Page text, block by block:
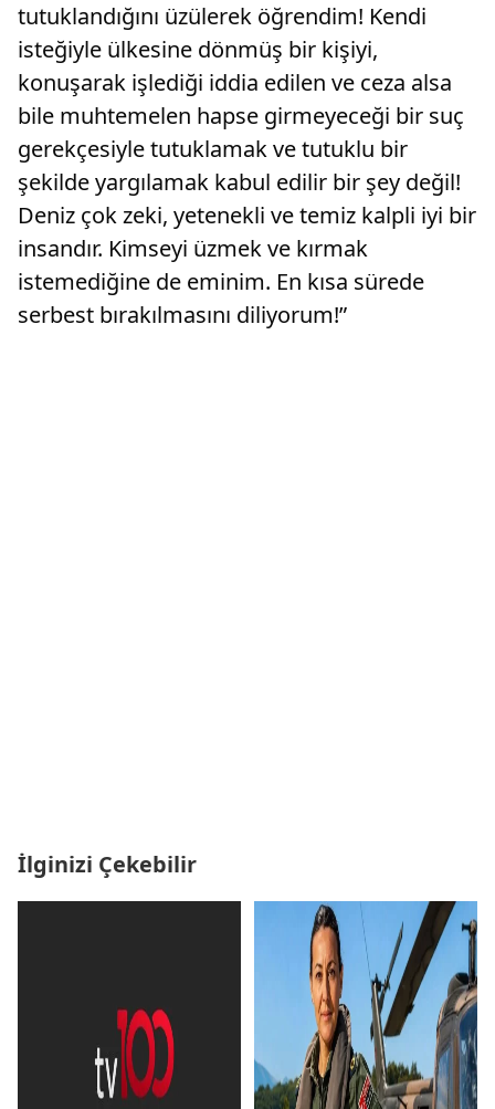
tutuklandığını üzülerek öğrendim! Kendi
isteğiyle ülkesine dönmüş bir kişiyi,
konuşarak işlediği iddia edilen ve ceza alsa
bile muhtemelen hapse girmeyeceği bir suç
gerekçesiyle tutuklamak ve tutuklu bir
şekilde yargılamak kabul edilir bir şey değil!
Deniz çok zeki, yetenekli ve temiz kalpli iyi bir
insandır. Kimseyi üzmek ve kırmak
istemediğine de eminim. En kısa sürede
serbest bırakılmasını diliyorum!”
İlginizi Çekebilir